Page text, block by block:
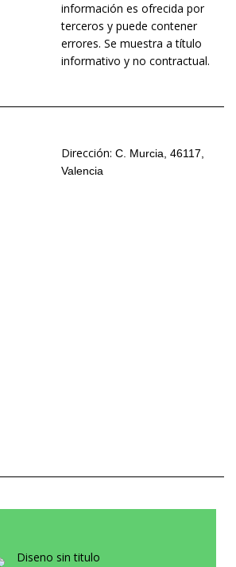
información es ofrecida por
terceros y puede contener
errores. Se muestra a título
informativo y no contractual.
Dirección: C. Murcia, 46117,
Valencia